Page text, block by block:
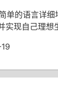
单的语言详
现自己理想